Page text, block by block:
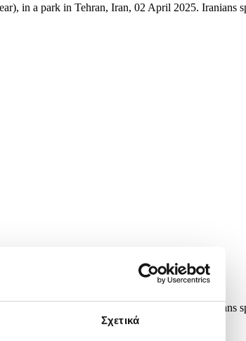
Σχετικά
in a park in Tehran, Iran, 02 April 2025. Iranians
in a park in Tehran, Iran, 02 April 2025. Iranians